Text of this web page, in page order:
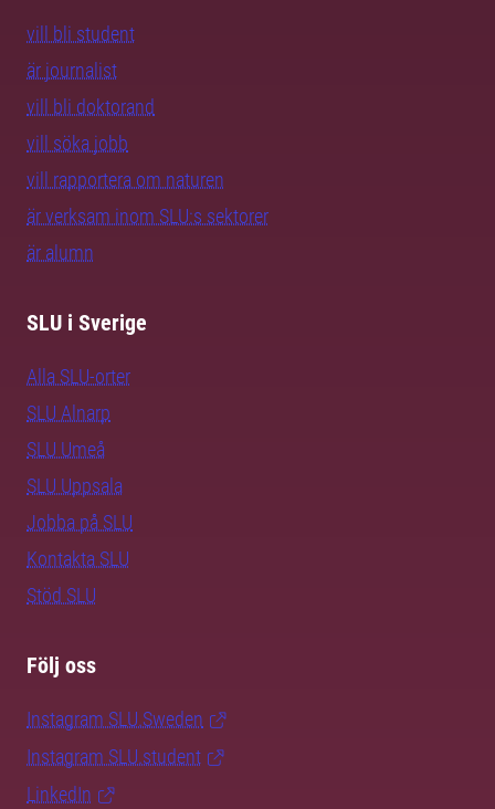
vill bli student
är journalist
vill bli doktorand
vill söka jobb
vill rapportera om naturen
är verksam inom SLU:s sektorer
är alumn
SLU i Sverige
Alla SLU-orter
SLU Alnarp
SLU Umeå
SLU Uppsala
Jobba på SLU
Kontakta SLU
Stöd SLU
Följ oss
Instagram SLU.Sweden
Instagram SLU.student
LinkedIn